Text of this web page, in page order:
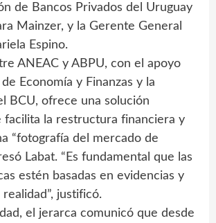
de Bancos Privados del Uruguay
Mainzer, y la Gerente General
Espino.
ANEAC y ABPU, con el apoyo
Economía y Finanzas y la
BCU, ofrece una solución
facilita la restructura financiera y
“fotografía del mercado de
Labat. “Es fundamental que las
estén basadas en evidencias y
justificó.
el jerarca comunicó que desde